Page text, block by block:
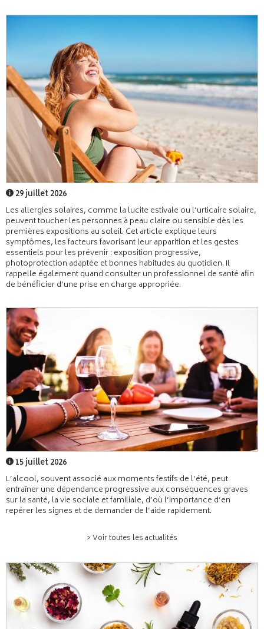
29 juillet 2026
Les allergies solaires, comme la lucite estivale ou l’urticaire solaire,
peuvent toucher les personnes à peau claire ou sensible dès les
premières expositions au soleil. Cet article explique leurs
symptômes, les facteurs favorisant leur apparition et les gestes
essentiels pour les prévenir : exposition progressive,
photoprotection adaptée et bonnes habitudes au quotidien. Il
rappelle également quand consulter un professionnel de santé afin
de bénéficier d’une prise en charge appropriée.
15 juillet 2026
L’alcool, souvent associé aux moments festifs de l’été, peut
entraîner une dépendance progressive aux conséquences graves
sur la santé, la vie sociale et familiale, d’où l’importance d’en
repérer les signes et de demander de l’aide rapidement.
> Voir toutes les actualités